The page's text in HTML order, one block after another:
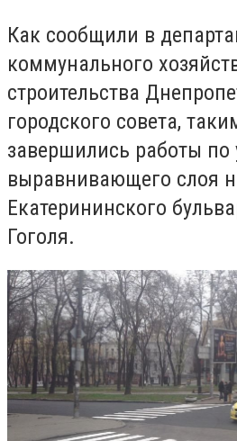
Как сообщили в
коммунального
строительства
городского совета,
завершились работы по
выравнивающего слоя
Екатерининского
Гоголя.